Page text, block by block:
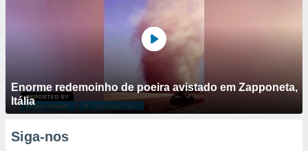
Enorme redemoinho de poeira avistado em Zapponeta,
Itália
Siga-nos